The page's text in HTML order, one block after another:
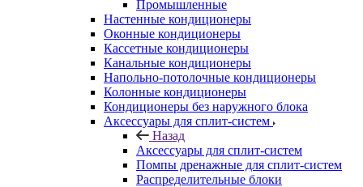
Промышленные
Настенные кондиционеры
Оконные кондиционеры
Кассетные кондиционеры
Канальные кондиционеры
Напольно-потолочные кондиционеры
Колонные кондиционеры
Кондиционеры без наружного блока
Аксессуары для сплит-систем
Назад
Аксессуары для сплит-систем
Помпы дренажные для сплит-систем
Распределительные блоки